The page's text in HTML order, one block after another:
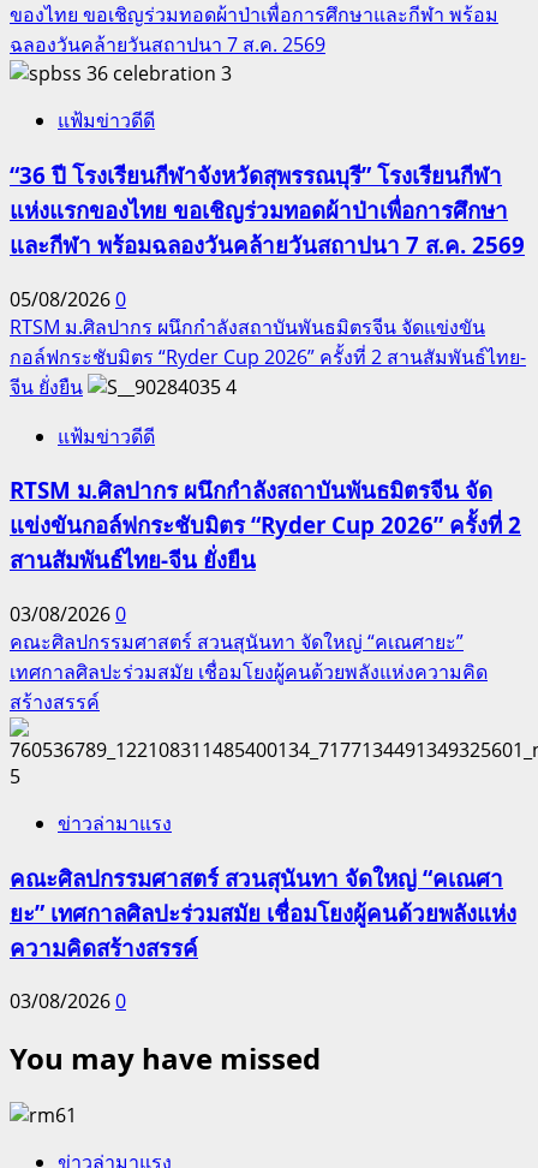
ของไทย ขอเชิญร่วมทอดผ้าป่าเพื่อการศึกษาและกีฬา พร้อม
ฉลองวันคล้ายวันสถาปนา 7 ส.ค. 2569
3
แฟ้มข่าวดีดี
“36 ปี โรงเรียนกีฬาจังหวัดสุพรรณบุรี” โรงเรียนกีฬา
แห่งแรกของไทย ขอเชิญร่วมทอดผ้าป่าเพื่อการศึกษา
และกีฬา พร้อมฉลองวันคล้ายวันสถาปนา 7 ส.ค. 2569
05/08/20260
RTSM ม.ศิลปากร ผนึกกำลังสถาบันพันธมิตรจีน จัดแข่งขัน
กอล์ฟกระชับมิตร “Ryder Cup 2026” ครั้งที่ 2 สานสัมพันธ์ไทย-
จีน ยั่งยืน
4
แฟ้มข่าวดีดี
RTSM ม.ศิลปากร ผนึกกำลังสถาบันพันธมิตรจีน จัด
แข่งขันกอล์ฟกระชับมิตร “Ryder Cup 2026” ครั้งที่ 2
สานสัมพันธ์ไทย-จีน ยั่งยืน
03/08/20260
คณะศิลปกรรมศาสตร์ สวนสุนันทา จัดใหญ่ “คเณศายะ”
เทศกาลศิลปะร่วมสมัย เชื่อมโยงผู้คนด้วยพลังแห่งความคิด
สร้างสรรค์
5
ข่าวล่ามาแรง
คณะศิลปกรรมศาสตร์ สวนสุนันทา จัดใหญ่ “คเณศา
ยะ” เทศกาลศิลปะร่วมสมัย เชื่อมโยงผู้คนด้วยพลังแห่ง
ความคิดสร้างสรรค์
03/08/20260
You may have missed
ข่าวล่ามาแรง